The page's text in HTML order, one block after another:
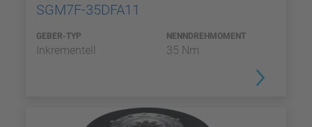
SGM7F-35DFA11
GEBER-TYP
Inkrementell
NENNDREHMOMENT
35 Nm